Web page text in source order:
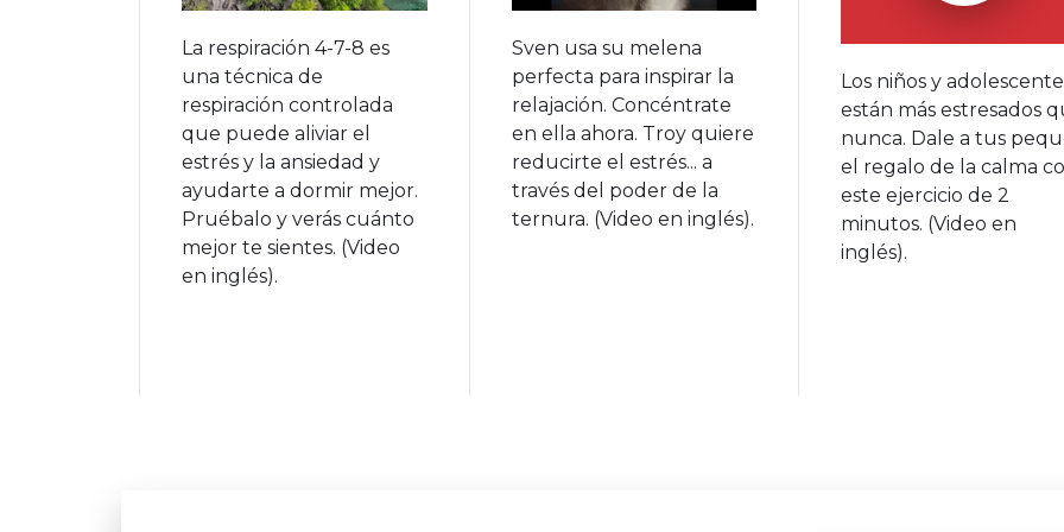
La respiración 4-7-8 es
una técnica de
respiración controlada
que puede aliviar el
estrés y la ansiedad y
ayudarte a dormir mejor.
Pruébalo y verás cuánto
mejor te sientes. (Video
en inglés).
Sven usa su melena
perfecta para inspirar la
relajación. Concéntrate
en ella ahora. Troy quiere
reducirte el estrés... a
través del poder de la
ternura. (Video en inglés).
Los niños y
están más estresados
nunca. Dale a tus
el regalo de la calma
este ejercicio de 2
minutos. (Video en
inglés).